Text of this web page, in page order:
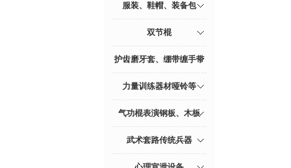
服装、鞋帽、装备包
双节棍
护齿磨牙套、绷带缠手带
力量训练器材哑铃等
气功棍表演钢板、木板
武术套路传统兵器